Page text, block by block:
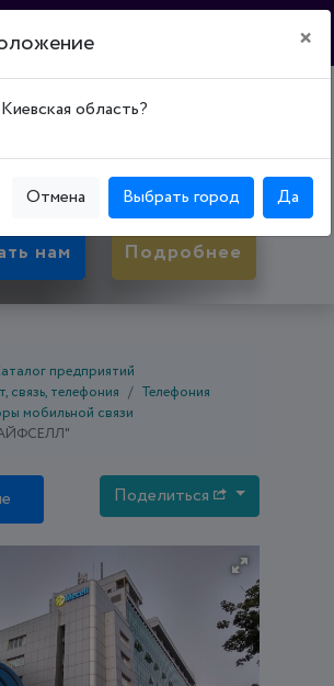
нам Подробнее
предприятий
связь, телефония
Телефония
мобильной связи
Поделиться
×
область?
Отмена Выбрать город Да